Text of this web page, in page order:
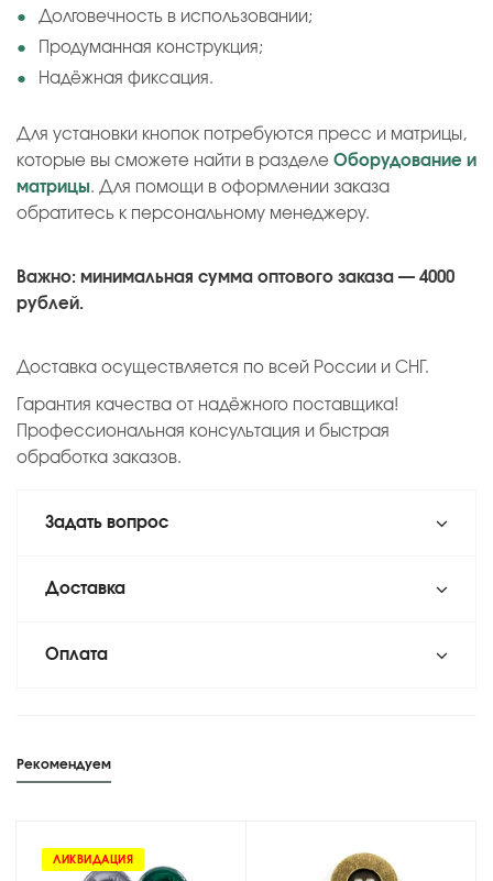
Долговечность в использовании;
Продуманная конструкция;
Надёжная фиксация.
Для установки кнопок потребуются пресс и матрицы,
которые вы сможете найти в разделе Оборудование и
матрицы. Для помощи в оформлении заказа
обратитесь к персональному менеджеру.
Важно: минимальная сумма оптового заказа — 4000
рублей.
Доставка осуществляется по всей России и СНГ.
Гарантия качества от надёжного поставщика!
Профессиональная консультация и быстрая
обработка заказов.
Задать вопрос
Доставка
Оплата
Рекомендуем
ЛИКВИДАЦИЯ